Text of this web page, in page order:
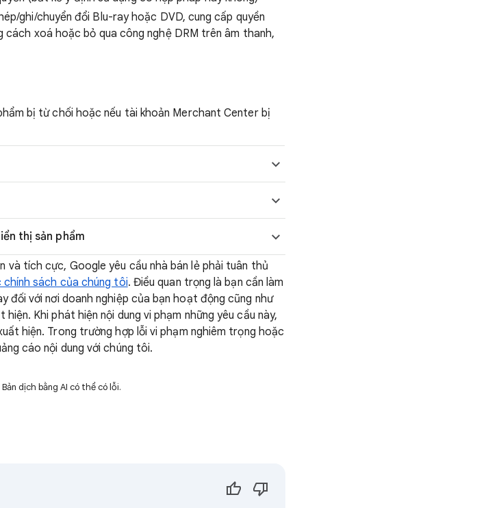
ghi/chuyển đổi Blu-ray hoặc DVD, cung cấp quyền
cách xoá hoặc bỏ qua công nghệ DRM trên âm thanh,
bị từ chối hoặc nếu tài khoản Merchant Center bị
thị sản phẩm
tích cực, Google yêu cầu nhà bán lẻ phải tuân thủ
chính sách của chúng tôi. Điều quan trọng là bạn cần làm
đối với nơi doanh nghiệp của bạn hoạt động cũng như
Khi phát hiện nội dung vi phạm những yêu cầu này,
hiện. Trong trường hợp lỗi vi phạm nghiêm trọng hoặc
cáo nội dung với chúng tôi.
dịch bằng AI có thể có lỗi.